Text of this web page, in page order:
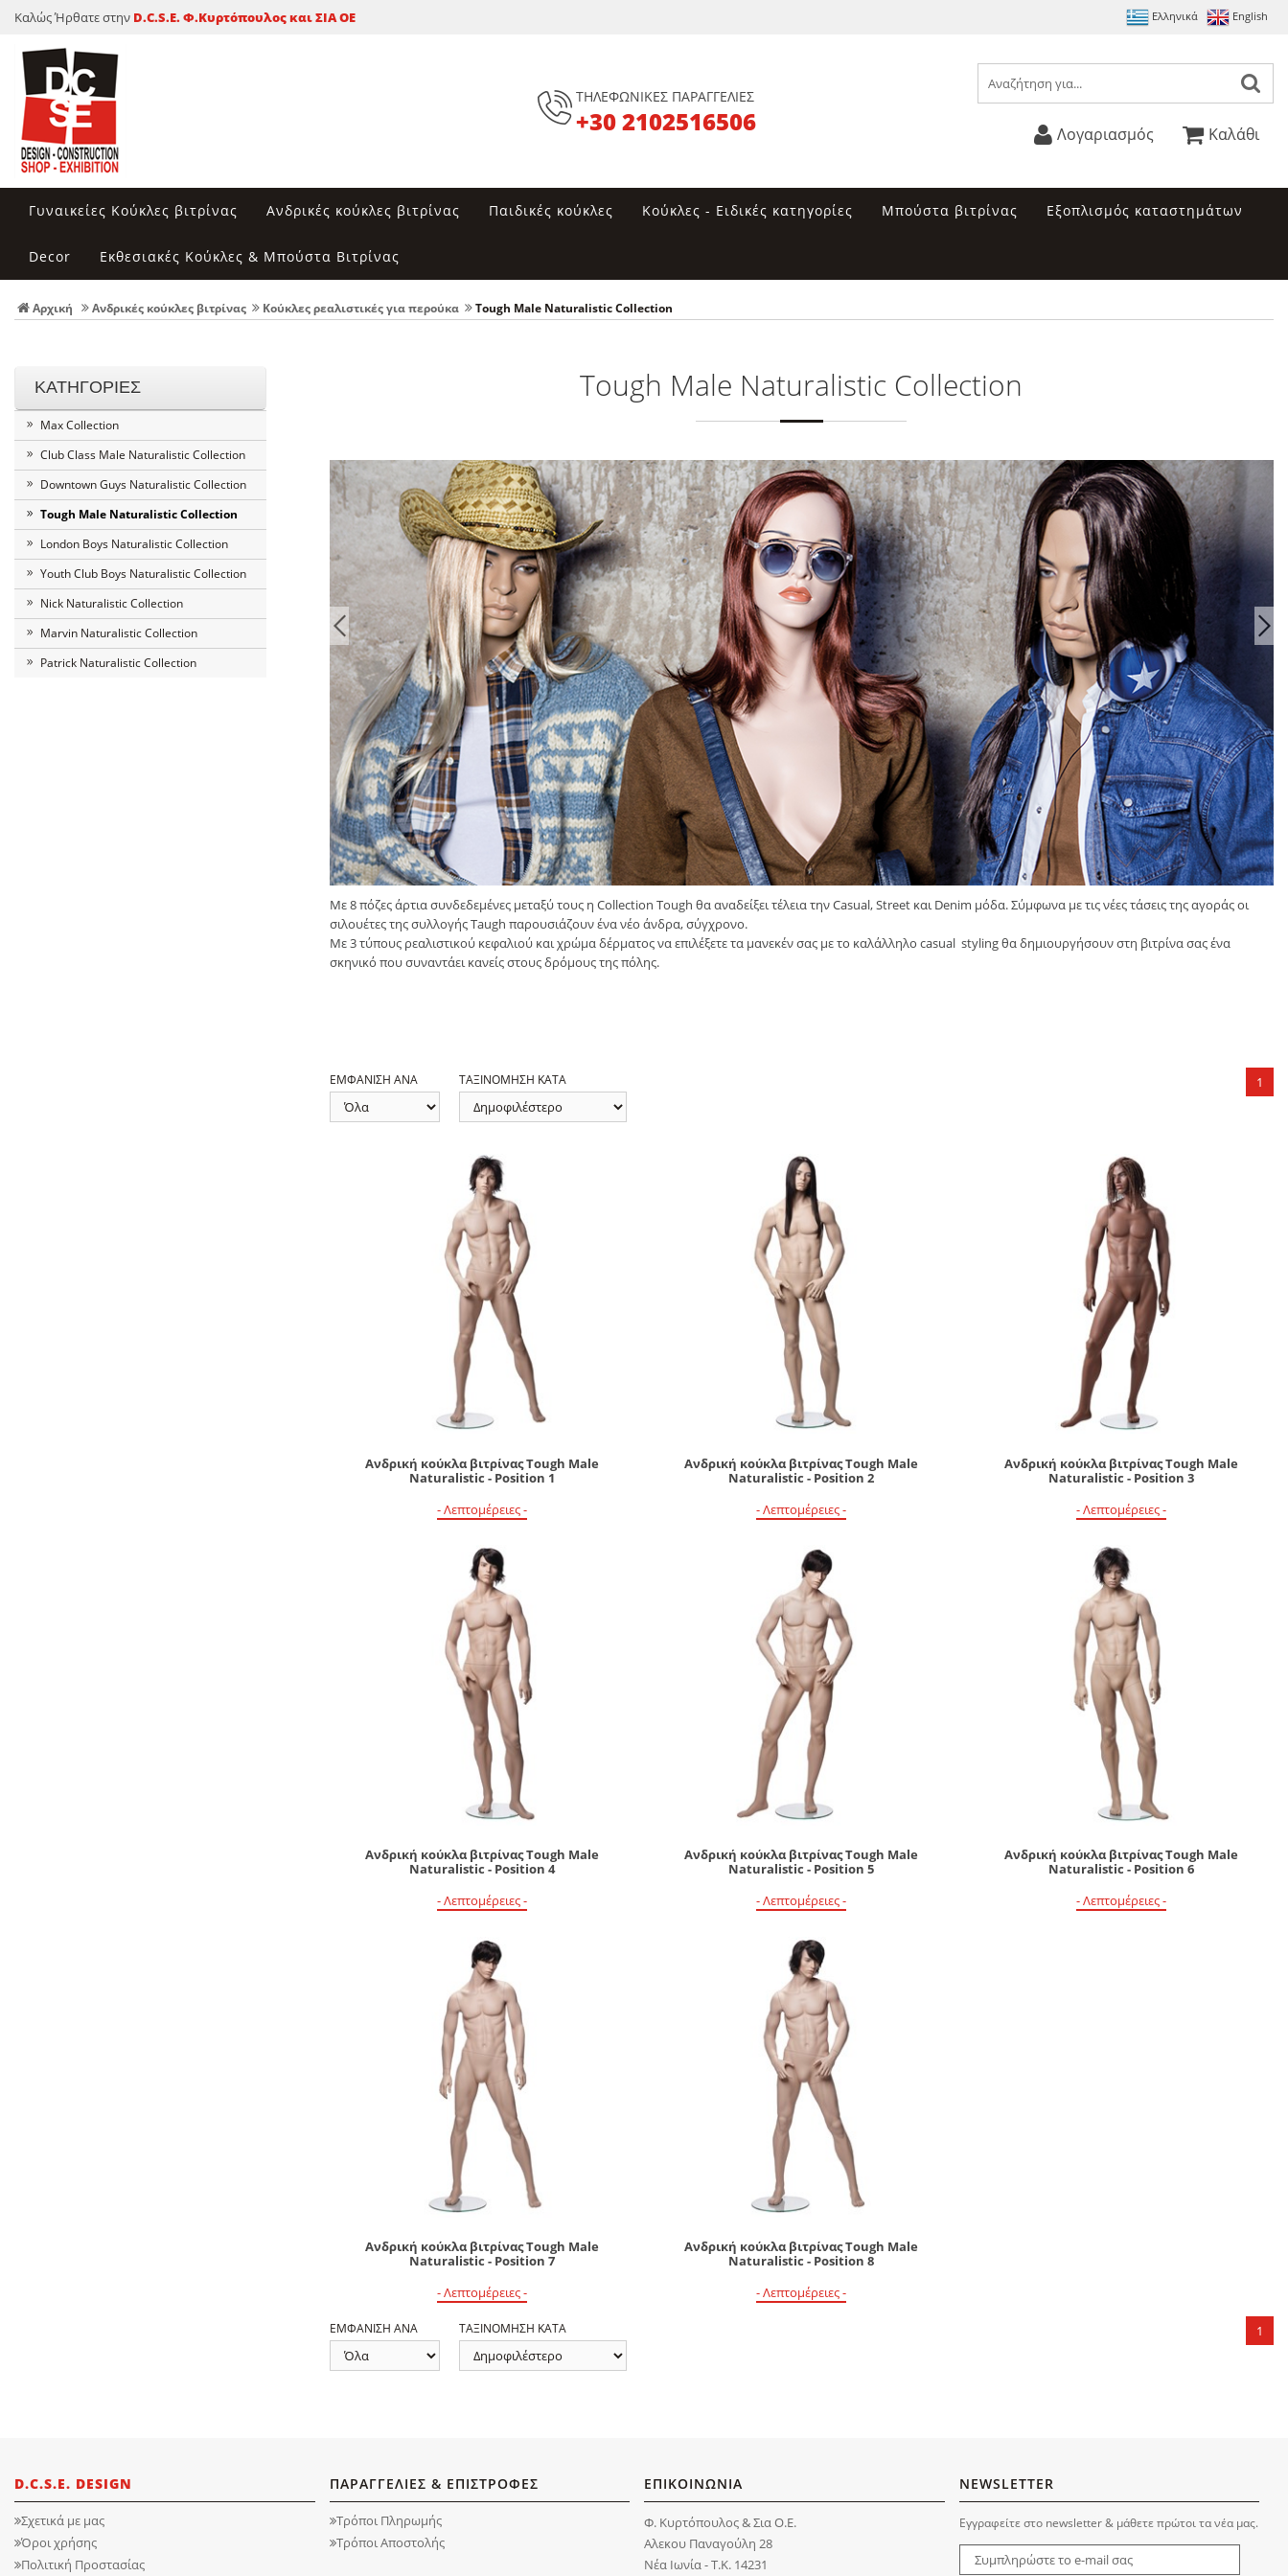
Καλώς Ήρθατε στην D.C.S.E. Φ.Κυρτόπουλος και ΣΙΑ ΟΕ Ελληνικά English
ΤΗΛΕΦΩΝΙΚΕΣ ΠΑΡΑΓΓΕΛΙΕΣ
+30 2102516506 Λογαριασμός Καλάθι
Γυναικείες Κούκλες βιτρίνας Ανδρικές κούκλες βιτρίνας Παιδικές κούκλες Κούκλες - Ειδικές κατηγορίες Μπούστα βιτρίνας Εξοπλισμός καταστημάτων
Decor Εκθεσιακές Κούκλες & Μπούστα Βιτρίνας
Αρχική Ανδρικές κούκλες βιτρίνας Κούκλες ρεαλιστικές για περούκα Tough Male Naturalistic Collection
ΚΑΤΗΓΟΡΙΕΣ
Max Collection
Club Class Male Naturalistic Collection
Downtown Guys Naturalistic Collection
Tough Male Naturalistic Collection
London Boys Naturalistic Collection
Youth Club Boys Naturalistic Collection
Nick Naturalistic Collection
Marvin Naturalistic Collection
Patrick Naturalistic Collection
Tough Male Naturalistic Collection
Με 8 πόζες άρτια συνδεδεμένες μεταξύ τους η Collection Tough θα αναδείξει τέλεια την Casual, Street και Denim μόδα. Σύμφωνα με τις νέες τάσεις της αγοράς οι
σιλουέτες της συλλογής Taugh παρουσιάζουν ένα νέο άνδρα, σύγχρονο.
Με 3 τύπους ρεαλιστικού κεφαλιού και χρώμα δέρματος να επιλέξετε τα μανεκέν σας με το καλάλληλο casual styling θα δημιουργήσουν στη βιτρίνα σας ένα
σκηνικό που συναντάει κανείς στους δρόμους της πόλης.
ΕΜΦΑΝΙΣΗ ΑΝΑ ΤΑΞΙΝΟΜΗΣΗ ΚΑΤΑ 1
Ανδρική κούκλα βιτρίνας Tough Male
Naturalistic - Position 1
- Λεπτομέρειες -
Ανδρική κούκλα βιτρίνας Tough Male
Naturalistic - Position 2
- Λεπτομέρειες -
Ανδρική κούκλα βιτρίνας Tough Male
Naturalistic - Position 3
- Λεπτομέρειες -
Ανδρική κούκλα βιτρίνας Tough Male
Naturalistic - Position 4
- Λεπτομέρειες -
Ανδρική κούκλα βιτρίνας Tough Male
Naturalistic - Position 5
- Λεπτομέρειες -
Ανδρική κούκλα βιτρίνας Tough Male
Naturalistic - Position 6
- Λεπτομέρειες -
Ανδρική κούκλα βιτρίνας Tough Male
Naturalistic - Position 7
- Λεπτομέρειες -
Ανδρική κούκλα βιτρίνας Tough Male
Naturalistic - Position 8
- Λεπτομέρειες -
ΕΜΦΑΝΙΣΗ ΑΝΑ ΤΑΞΙΝΟΜΗΣΗ ΚΑΤΑ 1
D.C.S.E. DESIGN
Σχετικά με μας
Όροι χρήσης
Πολιτική Προστασίας
ΠΑΡΑΓΓΕΛΙΕΣ & ΕΠΙΣΤΡΟΦΕΣ
Τρόποι Πληρωμής
Τρόποι Αποστολής
ΕΠΙΚΟΙΝΩΝΙΑ
Φ. Κυρτόπουλος & Σια Ο.Ε.
Αλεκου Παναγούλη 28
Νέα Ιωνία - Τ.Κ. 14231
NEWSLETTER
Εγγραφείτε στο newsletter & μάθετε πρώτοι τα νέα μας.